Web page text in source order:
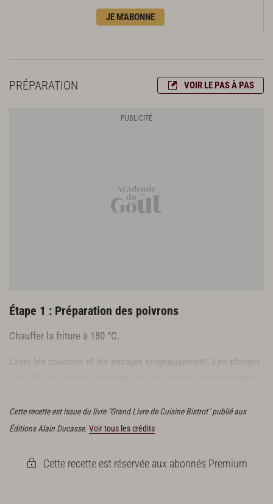
JE M'ABONNE
PRÉPARATION VOIR LE PAS À PAS
Étape 1 : Préparation des poivrons
Chauffer la friture à 180 °C.
Laver les poivrons et les essuyer soigneusement. Les plonger
Cette recette est issue du livre "Grand Livre de Cuisine Bistrot" publié aux
Éditions Alain Ducasse. Voir tous les crédits
Cette recette est réservée aux abonnés Premium